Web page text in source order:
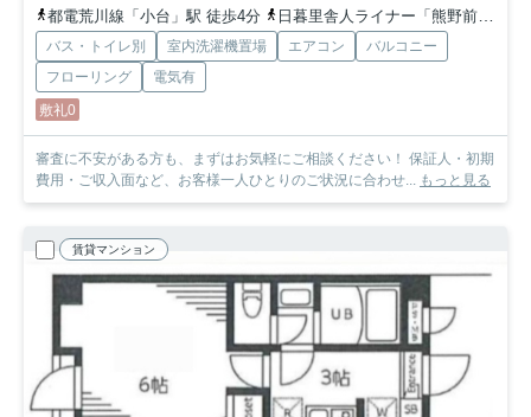
都電荒川線「小台」駅 徒歩4分
日暮里舎人ライナー「熊野前」駅 徒歩11分
バス・トイレ別 室内洗濯機置場 エアコン
バルコニー
フローリング
電気有
敷礼0
審査に不安がある方も、まずはお気軽にご相談ください！ 保証人・初期
費用・ご収入面など、お客様一人ひとりのご状況に合わせ... もっと見る
賃貸マンション